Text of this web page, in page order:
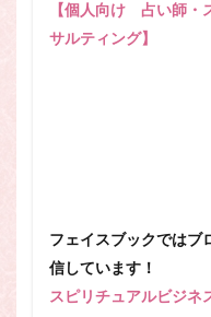
【個人向け 占い師・
サルティング】
フェイスブックではブ
信しています！
スピリチュアルビジ